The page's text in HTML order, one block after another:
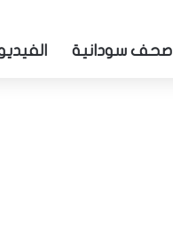
صحف سودانية